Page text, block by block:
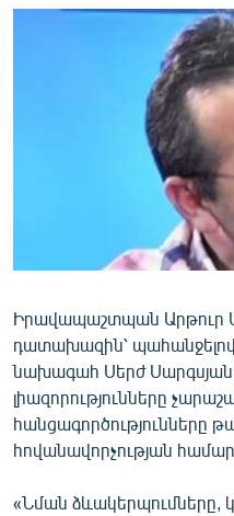
ՄԵԿՆԱԲԱՆՈՒԹՅՈՒՆ
ԱՐԽԻՎ
ՏԵՍԱՆՅՈՒԹԵՐ
ԲԱՆԱՎԵՃ
ՁԳՏԵԼՈՎ ԼԱՎԱԳՈՒՅՆԻՆ
Իրավապաշտպան Արթուր
դատախազին՝
նախագահ Սերժ
լիազորությունները
հանցագործությունները
հովանավորչության
«Նման ձևակերպումները,